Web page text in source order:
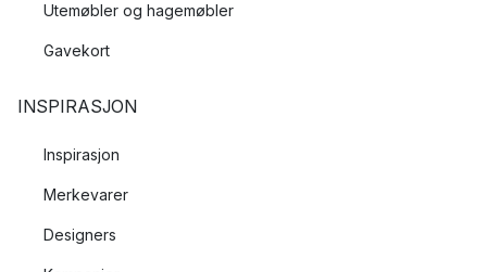
Utemøbler og hagemøbler
Gavekort
INSPIRASJON
Inspirasjon
Merkevarer
Designers